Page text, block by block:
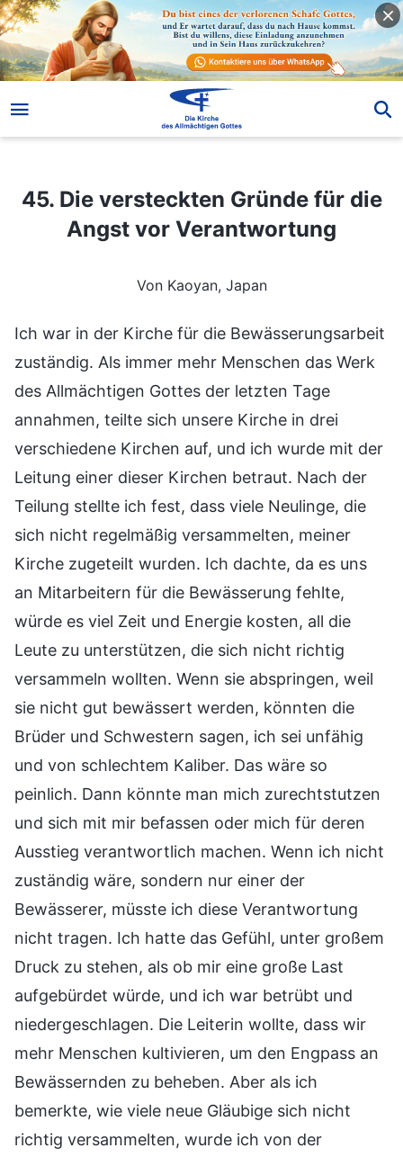
45. Die versteckten Gründe für die
Angst vor Verantwortung
Von Kaoyan, Japan
Ich war in der Kirche für die Bewässerungsarbeit
zuständig. Als immer mehr Menschen das Werk
des Allmächtigen Gottes der letzten Tage
annahmen, teilte sich unsere Kirche in drei
verschiedene Kirchen auf, und ich wurde mit der
Leitung einer dieser Kirchen betraut. Nach der
Teilung stellte ich fest, dass viele Neulinge, die
sich nicht regelmäßig versammelten, meiner
Kirche zugeteilt wurden. Ich dachte, da es uns
an Mitarbeitern für die Bewässerung fehlte,
würde es viel Zeit und Energie kosten, all die
Leute zu unterstützen, die sich nicht richtig
versammeln wollten. Wenn sie abspringen, weil
sie nicht gut bewässert werden, könnten die
Brüder und Schwestern sagen, ich sei unfähig
und von schlechtem Kaliber. Das wäre so
peinlich. Dann könnte man mich zurechtstutzen
und sich mit mir befassen oder mich für deren
Ausstieg verantwortlich machen. Wenn ich nicht
zuständig wäre, sondern nur einer der
Bewässerer, müsste ich diese Verantwortung
nicht tragen. Ich hatte das Gefühl, unter großem
Druck zu stehen, als ob mir eine große Last
aufgebürdet würde, und ich war betrübt und
niedergeschlagen. Die Leiterin wollte, dass wir
mehr Menschen kultivieren, um den Engpass an
Bewässernden zu beheben. Aber als ich
bemerkte, wie viele neue Gläubige sich nicht
richtig versammelten, wurde ich von der